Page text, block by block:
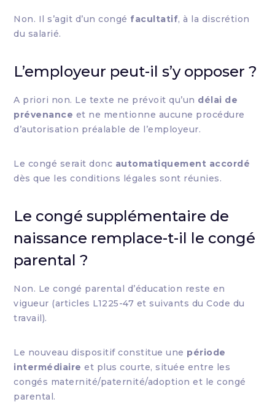
Non. Il s’agit d’un congé facultatif, à la discrétion
du salarié.
L’employeur peut-il s’y opposer ?
A priori non. Le texte ne prévoit qu’un délai de
prévenance et ne mentionne aucune procédure
d’autorisation préalable de l’employeur.
Le congé serait donc automatiquement accordé
dès que les conditions légales sont réunies.
Le congé supplémentaire de
naissance remplace-t-il le congé
parental ?
Non. Le congé parental d’éducation reste en
vigueur (articles L1225-47 et suivants du Code du
travail).
Le nouveau dispositif constitue une période
intermédiaire et plus courte, située entre les
congés maternité/paternité/adoption et le congé
parental.